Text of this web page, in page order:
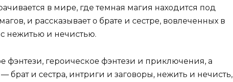
в мире, где темная магия находится под
и рассказывает о брате и сестре, вовлеченных в
нежитью и нечистью.
фэнтези, героическое фэнтези и приключения, а
брат и сестра, интриги и заговоры, нежить и нечисть,